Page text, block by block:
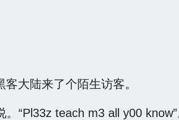
大陆来了个陌生访客。
“Pl33z teach m3 all y00